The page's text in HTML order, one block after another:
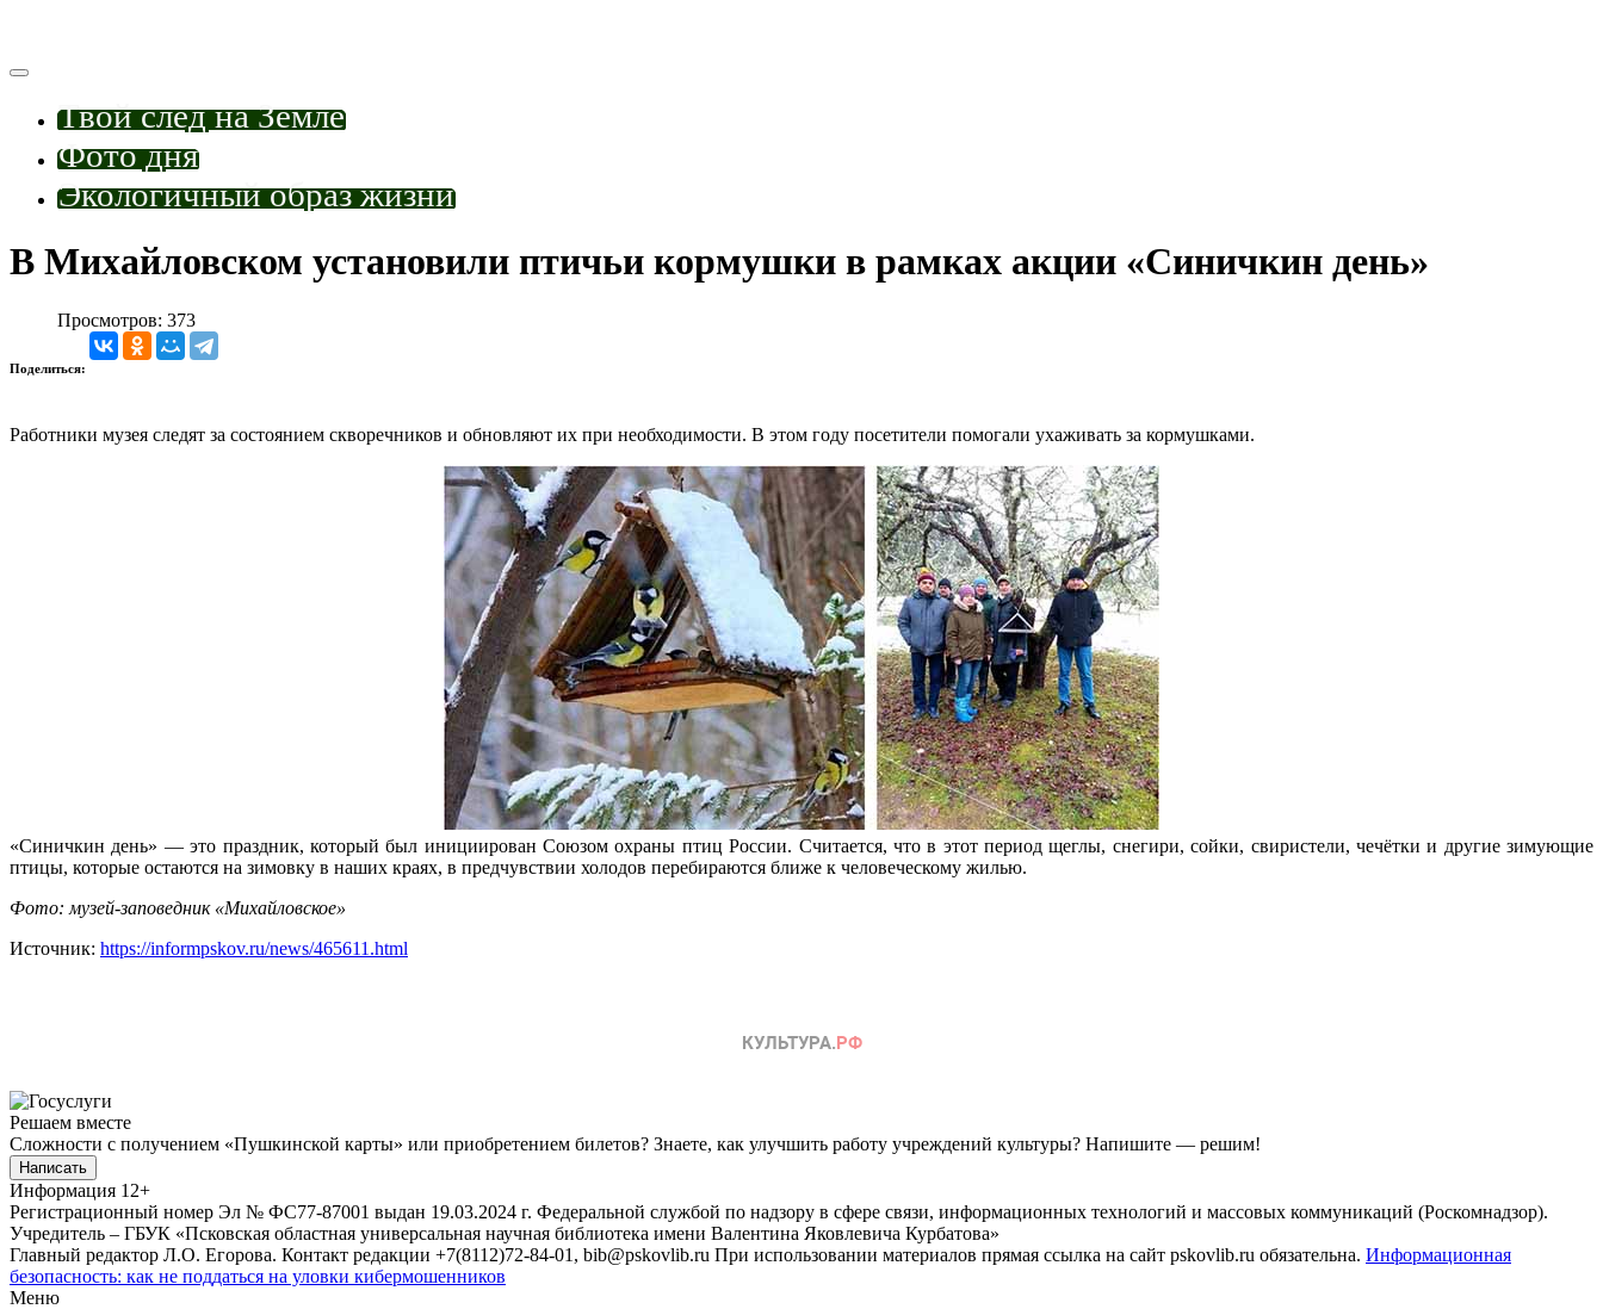
Твой след на Земле
Фото дня
Экологичный образ жизни
В Михайловском установили птичьи кормушки в рамках акции «Синичкин день»
Просмотров: 373
Поделиться:
Работники музея следят за состоянием скворечников и обновляют их при необходимости. В этом году посетители помогали ухаживать за кормушками.
«Синичкин день» — это праздник, который был инициирован Союзом охраны птиц России. Считается, что в этот период щеглы, снегири, сойки, свиристели, чечётки и другие зимующие
птицы, которые остаются на зимовку в наших краях, в предчувствии холодов перебираются ближе к человеческому жилью.
Фото: музей-заповедник «Михайловское»
Источник: https://informpskov.ru/news/465611.html
Решаем вместе
Сложности с получением «Пушкинской карты» или приобретением билетов? Знаете, как улучшить работу учреждений культуры? Напишите — решим!
Написать
Информация 12+
Регистрационный номер Эл № ФС77-87001 выдан 19.03.2024 г. Федеральной службой по надзору в сфере связи, информационных технологий и массовых коммуникаций (Роскомнадзор).
Учредитель – ГБУК «Псковская областная универсальная научная библиотека имени Валентина Яковлевича Курбатова»
Главный редактор Л.О. Егорова. Контакт редакции +7(8112)72-84-01, bib@pskovlib.ru При использовании материалов прямая ссылка на сайт pskovlib.ru обязательна. Информационная
безопасность: как не поддаться на уловки кибермошенников
Меню